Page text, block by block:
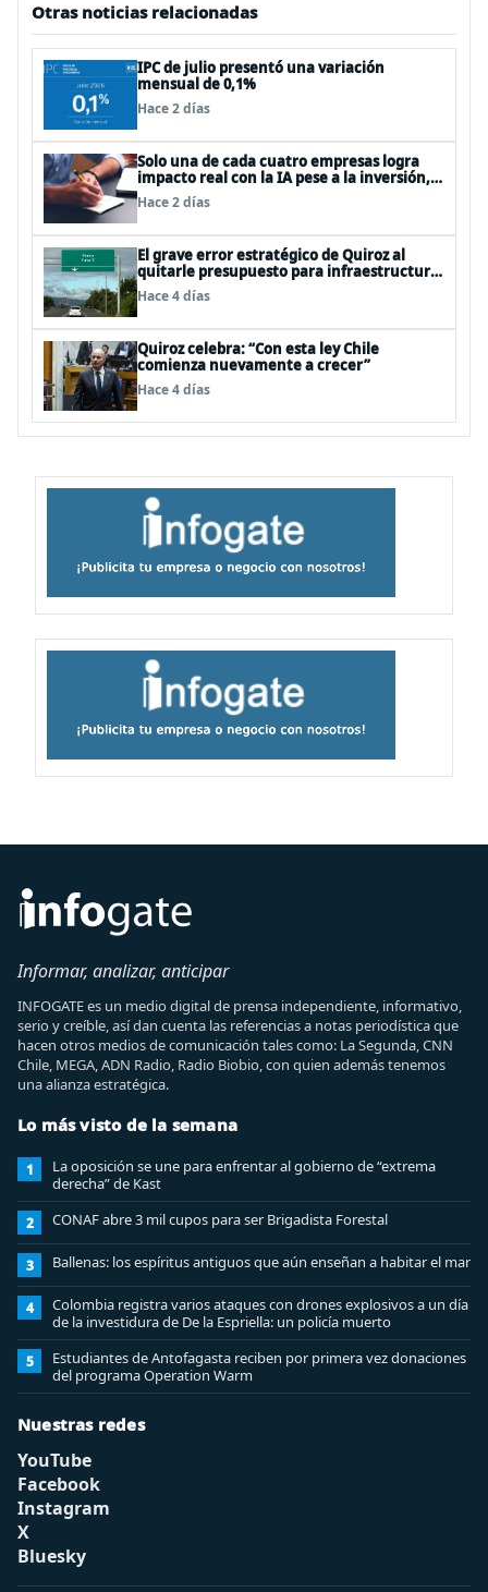
Otras noticias relacionadas
IPC de julio presentó una variación
mensual de 0,1%
Hace 2 días
Solo una de cada cuatro empresas logra
impacto real con la IA pese a la inversión,
según el Foro Económico Mundial
Hace 2 días
El grave error estratégico de Quiroz al
quitarle presupuesto para infraestructura
vial del Biobío
Hace 4 días
Quiroz celebra: “Con esta ley Chile
comienza nuevamente a crecer”
Hace 4 días
Informar, analizar, anticipar
INFOGATE es un medio digital de prensa independiente, informativo,
serio y creíble, así dan cuenta las referencias a notas periodística que
hacen otros medios de comunicación tales como: La Segunda, CNN
Chile, MEGA, ADN Radio, Radio Biobio, con quien además tenemos
una alianza estratégica.
Lo más visto de la semana
1
La oposición se une para enfrentar al gobierno de “extrema
derecha” de Kast
2 CONAF abre 3 mil cupos para ser Brigadista Forestal
3 Ballenas: los espíritus antiguos que aún enseñan a habitar el mar
4
Colombia registra varios ataques con drones explosivos a un día
de la investidura de De la Espriella: un policía muerto
5
Estudiantes de Antofagasta reciben por primera vez donaciones
del programa Operation Warm
Nuestras redes
YouTube
Facebook
Instagram
X
Bluesky